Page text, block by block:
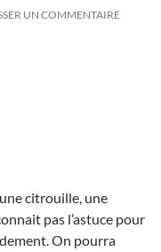
UN COMMENTAIRE
citrouille, une
pas l’astuce pour
On pourra